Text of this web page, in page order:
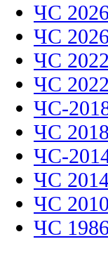
ЧС 2026
ЧС
ЧС 2022
ЧС
ЧС-
ЧС
ЧС-
ЧС
ЧС 2010
ЧС 1986